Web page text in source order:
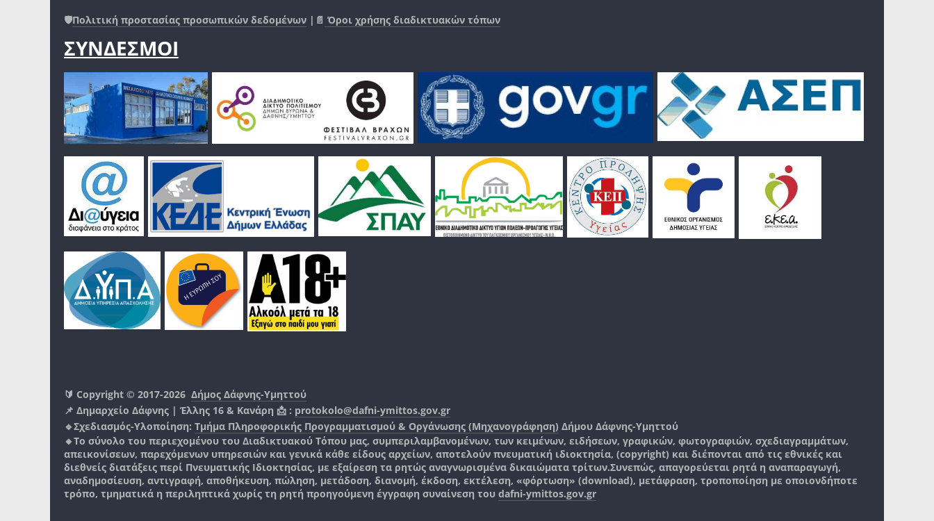
🛡️Πολιτική προστασίας προσωπικών δεδομένων |📄 Όροι χρήσης διαδικτυακών τόπων
ΣΥΝΔΕΣΜΟΙ
🔰 Copyright © 2017-2026 Δήμος Δάφνης-Υμηττού
📌 Δημαρχείο Δάφνης | Έλλης 16 & Κανάρη 📩 : protokolo@dafni-ymittos.gov.gr
🔹Σχεδιασμός-Υλοποίηση: Τμήμα Πληροφορικής Προγραμματισμού & Οργάνωσης (Μηχανογράφηση) Δήμου Δάφνης-Υμηττού
🔸Το σύνολο του περιεχομένου του Διαδικτυακού Τόπου μας, συμπεριλαμβανομένων, των κειμένων, ειδήσεων, γραφικών, φωτογραφιών, σχεδιαγραμμάτων,
απεικονίσεων, παρεχόμενων υπηρεσιών και γενικά κάθε είδους αρχείων, αποτελούν πνευματική ιδιοκτησία, (copyright) και διέπονται από τις εθνικές και
διεθνείς διατάξεις περί Πνευματικής Ιδιοκτησίας, με εξαίρεση τα ρητώς αναγνωρισμένα δικαιώματα τρίτων.Συνεπώς, απαγορεύεται ρητά η αναπαραγωγή,
αναδημοσίευση, αντιγραφή, αποθήκευση, πώληση, μετάδοση, διανομή, έκδοση, εκτέλεση, «φόρτωση» (download), μετάφραση, τροποποίηση με οποιονδήποτε
τρόπο, τμηματικά η περιληπτικά χωρίς τη ρητή προηγούμενη έγγραφη συναίνεση του dafni-ymittos.gov.gr